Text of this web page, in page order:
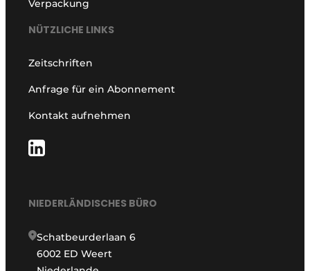
Verpackung
NÜTZLICHE LINKS
Zeitschriften
Anfrage für ein Abonnement
Kontakt aufnehmen
NIEDERLÄNDISCHES BÜRO
Schatbeurderlaan 6
6002 ED Weert